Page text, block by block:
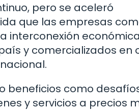
pero se aceleró
que las empresas
interconexión
y comercializados en
beneficios como
y servicios a precios